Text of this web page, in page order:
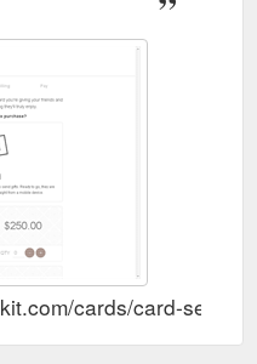
cards/card-